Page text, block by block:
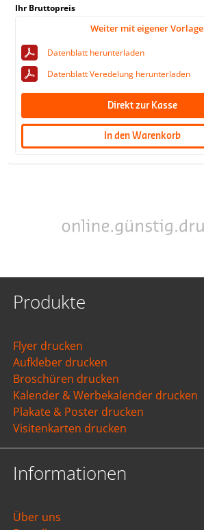
Ihr Bruttopreis
Weiter mit eigener Vorlage
Datenblatt herunterladen
Datenblatt Veredelung herunterladen
Direkt zur Kasse
In den Warenkorb
Produkte
Flyer drucken
Aufkleber drucken
Broschüren drucken
Kalender & Werbekalender drucken
Plakate & Poster drucken
Visitenkarten drucken
Informationen
Über uns